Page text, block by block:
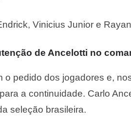
Vinicius Junior e
de Ancelotti no
o pedido dos jogadores e,
a continuidade. Carlo
seleção brasileira.